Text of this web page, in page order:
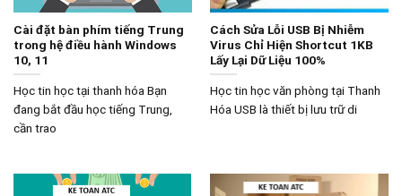
Cài đặt bàn phím tiếng Trung
trong hệ điều hành Windows
10, 11
Học tin học tại thanh hóa Bạn
đang bắt đầu học tiếng Trung,
cần trao
Cách Sửa Lỗi USB Bị Nhiễm
Virus Chỉ Hiện Shortcut 1KB
Lấy Lại Dữ Liệu 100%
Học tin học văn phòng tại Thanh
Hóa USB là thiết bị lưu trữ di